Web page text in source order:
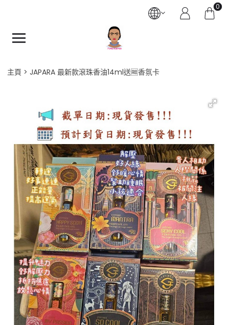
0
主頁 JAPARA 最新款滾珠香油14ml送🆓香氛卡